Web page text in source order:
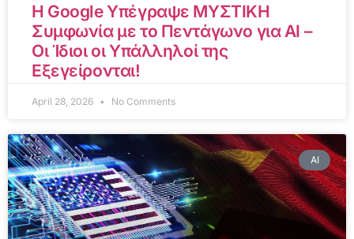
Η Google Υπέγραψε ΜΥΣΤΙΚΗ
Συμφωνία με το Πεντάγωνο για AI –
Οι Ίδιοι οι Υπάλληλοί της
Εξεγείρονται!
April 28, 2026 No Comments
AI